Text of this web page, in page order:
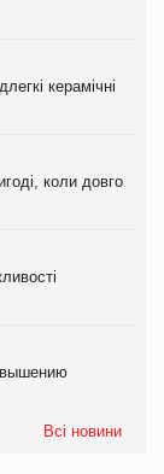
керамічні
коли довго
Всі новини